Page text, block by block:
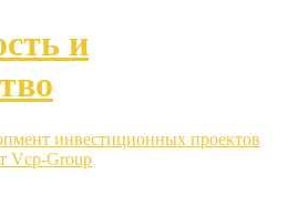
и
инвестиционных проектов
Vcp-Group